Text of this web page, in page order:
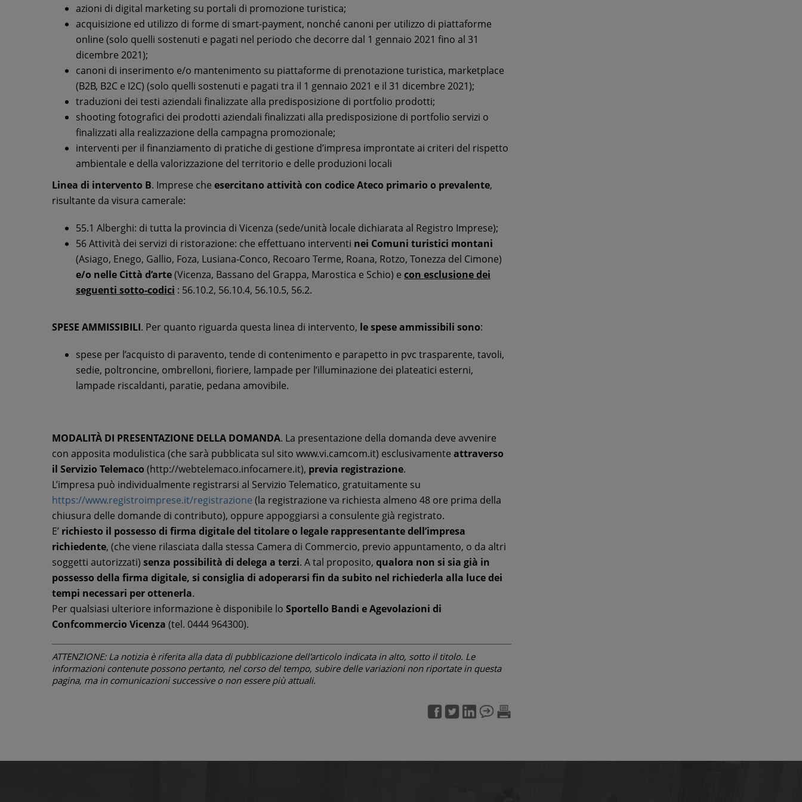
azioni di digital marketing su portali di promozione turistica;
acquisizione ed utilizzo di forme di smart-payment, nonché canoni per utilizzo di piattaforme
online (solo quelli sostenuti e pagati nel periodo che decorre dal 1 gennaio 2021 fino al 31
dicembre 2021);
canoni di inserimento e/o mantenimento su piattaforme di prenotazione turistica, marketplace
(B2B, B2C e I2C) (solo quelli sostenuti e pagati tra il 1 gennaio 2021 e il 31 dicembre 2021);
traduzioni dei testi aziendali finalizzate alla predisposizione di portfolio prodotti;
shooting fotografici dei prodotti aziendali finalizzati alla predisposizione di portfolio servizi o
finalizzati alla realizzazione della campagna promozionale;
interventi per il finanziamento di pratiche di gestione d’impresa improntate ai criteri del rispetto
ambientale e della valorizzazione del territorio e delle produzioni locali
Linea di intervento B. Imprese che esercitano attività con codice Ateco primario o prevalente,
risultante da visura camerale:
55.1 Alberghi: di tutta la provincia di Vicenza (sede/unità locale dichiarata al Registro Imprese);
56 Attività dei servizi di ristorazione: che effettuano interventi nei Comuni turistici montani
(Asiago, Enego, Gallio, Foza, Lusiana-Conco, Recoaro Terme, Roana, Rotzo, Tonezza del Cimone)
e/o nelle Città d’arte(Vicenza, Bassano del Grappa, Marostica e Schio) e con esclusione dei
seguenti sotto-codici : 56.10.2, 56.10.4, 56.10.5, 56.2.
SPESE AMMISSIBILI. Per quanto riguarda questa linea di intervento, le spese ammissibili sono:
spese per l’acquisto di paravento, tende di contenimento e parapetto in pvc trasparente, tavoli,
sedie, poltroncine, ombrelloni, fioriere, lampade per l’illuminazione dei plateatici esterni,
lampade riscaldanti, paratie, pedana amovibile.
MODALITÀ DI PRESENTAZIONE DELLA DOMANDA. La presentazione della domanda deve avvenire
con apposita modulistica (che sarà pubblicata sul sito www.vi.camcom.it) esclusivamente attraverso
il Servizio Telemaco (http://webtelemaco.infocamere.it), previa registrazione.
L’impresa può individualmente registrarsi al Servizio Telematico, gratuitamente su
https://www.registroimprese.it/registrazione (la registrazione va richiesta almeno 48 ore prima della
chiusura delle domande di contributo), oppure appoggiarsi a consulente già registrato.
E’ richiesto il possesso di firma digitale del titolare o legale rappresentante dell’impresa
richiedente, (che viene rilasciata dalla stessa Camera di Commercio, previo appuntamento, o da altri
soggetti autorizzati) senza possibilità di delega a terzi. A tal proposito, qualora non si sia già in
possesso della firma digitale, si consiglia di adoperarsi fin da subito nel richiederla alla luce dei
tempi necessari per ottenerla.
Per qualsiasi ulteriore informazione è disponibile lo Sportello Bandi e Agevolazioni di
Confcommercio Vicenza (tel. 0444 964300).
ATTENZIONE: La notizia è riferita alla data di pubblicazione dell'articolo indicata in alto, sotto il titolo. Le
informazioni contenute possono pertanto, nel corso del tempo, subire delle variazioni non riportate in questa
pagina, ma in comunicazioni successive o non essere più attuali.